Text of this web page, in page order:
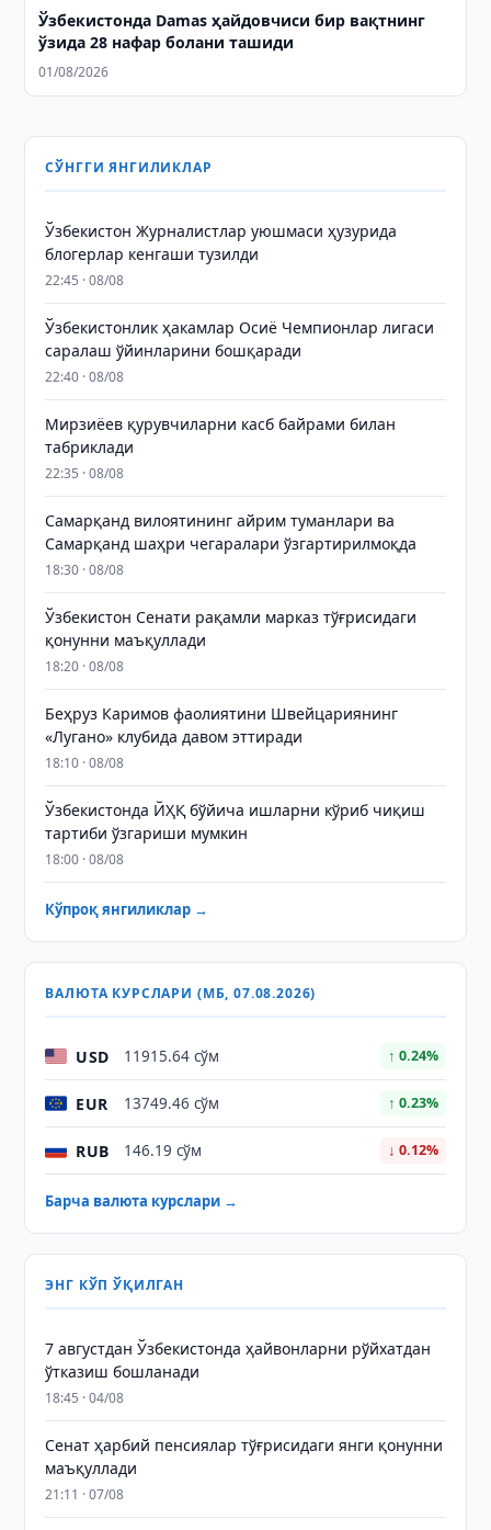
Ўзбекистонда Damas ҳайдовчиси бир вақтнинг
ўзида 28 нафар болани ташиди
01/08/2026
СЎНГГИ ЯНГИЛИКЛАР
Ўзбекистон Журналистлар уюшмаси ҳузурида
блогерлар кенгаши тузилди
22:45 · 08/08
Ўзбекистонлик ҳакамлар Осиё Чемпионлар лигаси
саралаш ўйинларини бошқаради
22:40 · 08/08
Мирзиёев қурувчиларни касб байрами билан
табриклади
22:35 · 08/08
Самарқанд вилоятининг айрим туманлари ва
Самарқанд шаҳри чегаралари ўзгартирилмоқда
18:30 · 08/08
Ўзбекистон Сенати рақамли марказ тўғрисидаги
қонунни маъқуллади
18:20 · 08/08
Беҳруз Каримов фаолиятини Швейцариянинг
«Лугано» клубида давом эттиради
18:10 · 08/08
Ўзбекистонда ЙҲҚ бўйича ишларни кўриб чиқиш
тартиби ўзгариши мумкин
18:00 · 08/08
Кўпроқ янгиликлар →
ВАЛЮТА КУРСЛАРИ (МБ, 07.08.2026)
USD 11915.64 сўм ↑ 0.24%
EUR 13749.46 сўм ↑ 0.23%
RUB 146.19 сўм ↓ 0.12%
Барча валюта курслари →
ЭНГ КЎП ЎҚИЛГАН
7 августдан Ўзбекистонда ҳайвонларни рўйхатдан
ўтказиш бошланади
18:45 · 04/08
Сенат ҳарбий пенсиялар тўғрисидаги янги қонунни
маъқуллади
21:11 · 07/08